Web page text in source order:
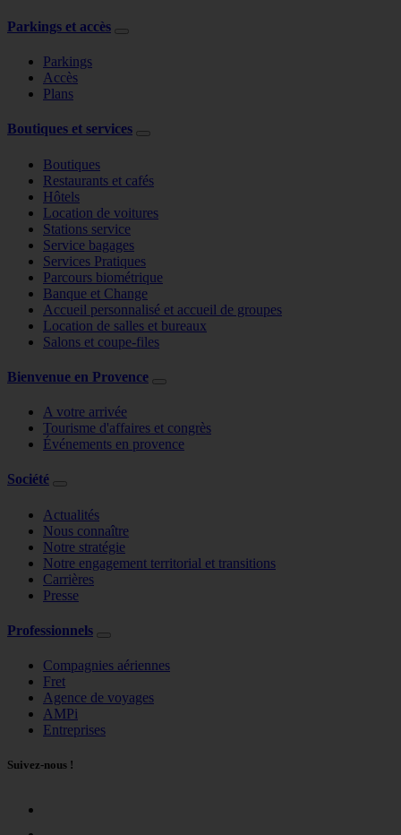
Parkings et accès
Parkings
Accès
Plans
Boutiques et services
Boutiques
Restaurants et cafés
Hôtels
Location de voitures
Stations service
Service bagages
Services Pratiques
Parcours biométrique
Banque et Change
Accueil personnalisé et accueil de groupes
Location de salles et bureaux
Salons et coupe-files
Bienvenue en Provence
A votre arrivée
Tourisme d'affaires et congrès
Événements en provence
Société
Actualités
Nous connaître
Notre stratégie
Notre engagement territorial et transitions
Carrières
Presse
Professionnels
Compagnies aériennes
Fret
Agence de voyages
AMPi
Entreprises
Suivez-nous !